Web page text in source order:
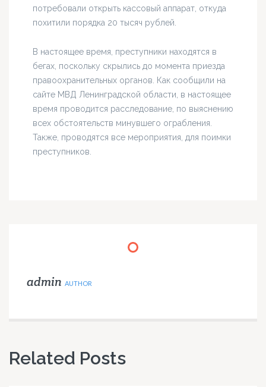
потребовали открыть кассовый аппарат, откуда
похитили порядка 20 тысяч рублей.
В настоящее время, преступники находятся в
бегах, поскольку скрылись до момента приезда
правоохранительных органов. Как сообщили на
сайте МВД Ленинградской области, в настоящее
время проводится расследование, по выяснению
всех обстоятельств минувшего ограбления.
Также, проводятся все мероприятия, для поимки
преступников.
admin AUTHOR
Related Posts